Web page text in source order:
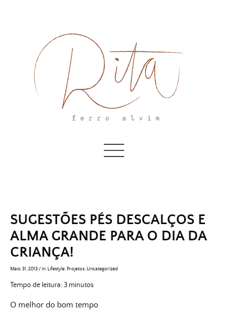
SUGESTÕES PÉS DESCALÇOS E
ALMA GRANDE PARA O DIA DA
CRIANÇA!
Maio 31, 2013/in: Lifestyle Projetos Uncategorized
Tempo de leitura:3 minutos
O melhor do bom tempo